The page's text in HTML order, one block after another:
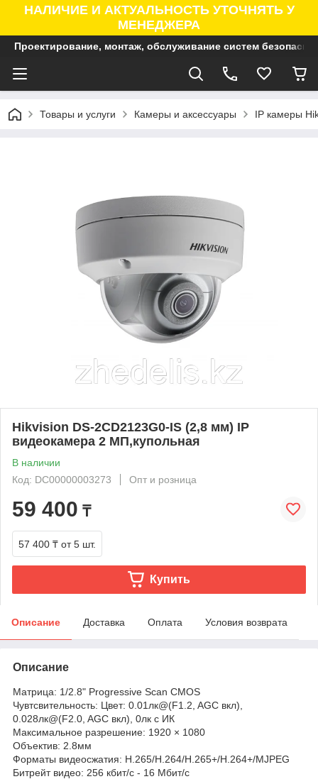
НАЛИЧИЕ И АКТУАЛЬНОСТЬ УТОЧНЯТЬ У
МЕНЕДЖЕРА
Проектирование, монтаж, обслуживание систем
Товары и услуги Камеры и аксессуары IP камеры
Hikvision DS-2CD2123G0-IS (2,8 мм) IP
видеокамера 2 МП,купольная
В наличии
Код: DC00000003273
Опт и розница
59 400 ₸
57 400 ₸ от 5 шт.
Купить
Описание Доставка Оплата Условия возврата
Описание
Матрица: 1/2.8" Progressive Scan CMOS
Чувтсвительность: Цвет: 0.01лк@(F1.2, AGC вкл),
0.028лк@(F2.0, AGC вкл), 0лк с ИК
Максимальное разрешение: 1920 × 1080
Объектив: 2.8мм
Форматы видеосжатия: H.265/H.264/H.265+/H.264+/MJPEG
Битрейт видео: 256 кбит/с - 16 Мбит/с